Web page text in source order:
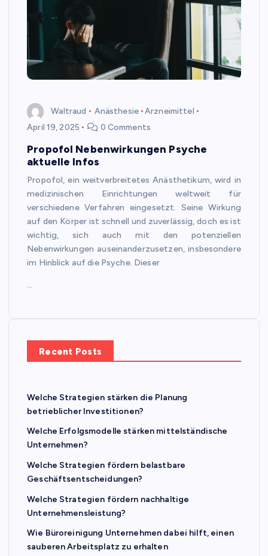
Waltraud Anästhesie Arzneimittel
April 19, 2025
0 Comments
Propofol Nebenwirkungen Psyche
aktuelle Infos
Propofol, ein weitverbreitetes Anästhetikum, wird in
medizinischen Einrichtungen weltweit für
verschiedene Verfahren eingesetzt. Seine Wirkung
auf den Körper ist schnell und zuverlässig, doch es ist
wichtig, sich auch mit den potenziellen
Nebenwirkungen auseinanderzusetzen, insbesondere
im Hinblick auf die Psyche. Dieser
…
Recent Posts
Welche Strategien stärken die Planung
betrieblicher Investitionen?
Welche Erfolgsmodelle stärken mittelständische
Unternehmen?
Welche Strategien fördern belastbare
Geschäftsentscheidungen?
Welche Strategien fördern nachhaltige
Unternehmensleistung?
Wie Büroreinigung Unternehmen dabei hilft, einen
sauberen Arbeitsplatz zu erhalten